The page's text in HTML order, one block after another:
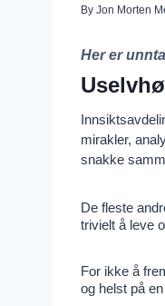
By Jon Morten
Her er
mirakler,
snakke
De fleste
trivielt å leve
For ikke å
og helst på